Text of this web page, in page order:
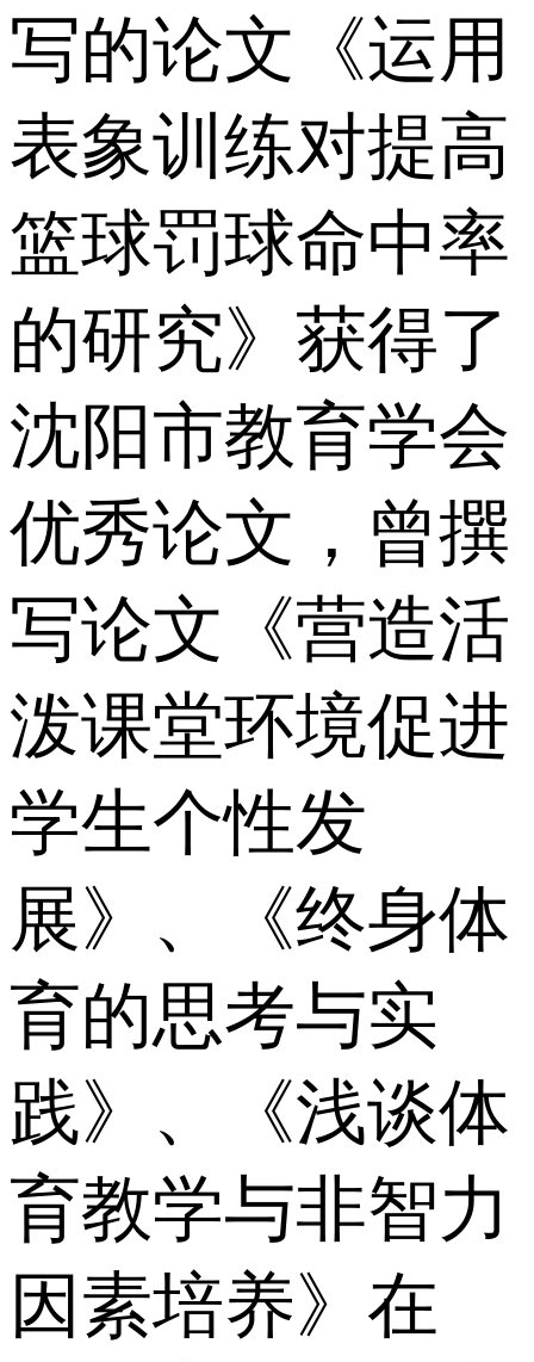
写的论文《运用
表象训练对提高
篮球罚球命中率
的研究》获得了
沈阳市教育学会
优秀论文，曾撰
写论文《营造活
泼课堂环境促进
学生个性发
展》、《终身体
育的思考与实
践》、《浅谈体
育教学与非智力
因素培养》在